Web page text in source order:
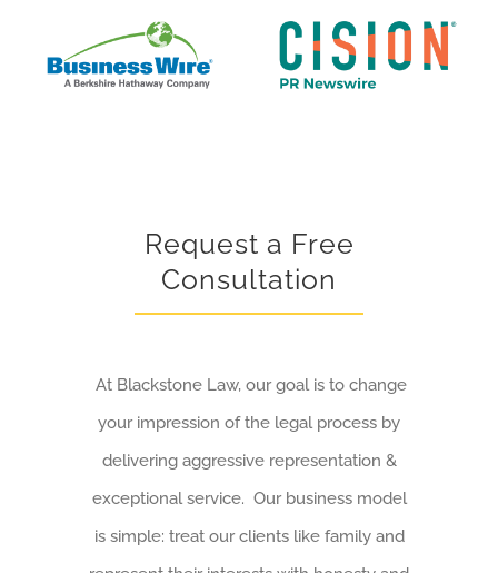
Request a Free
Consultation
At Blackstone Law, our goal is to change
your impression of the legal process by
delivering aggressive representation &
exceptional service. Our business model
is simple: treat our clients like family and